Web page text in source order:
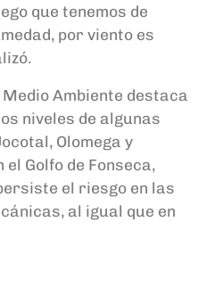
que tenemos de
por viento es
Ambiente destaca
niveles de algunas
Olomega y
Golfo de Fonseca,
el riesgo en las
al igual que en